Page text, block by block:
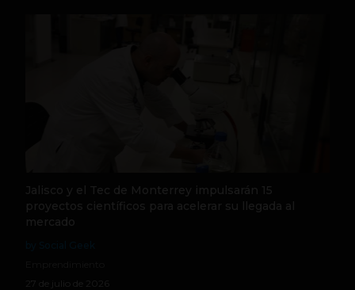
Jalisco y el Tec de Monterrey impulsarán 15
proyectos científicos para acelerar su llegada al
mercado
27 de julio de 2026